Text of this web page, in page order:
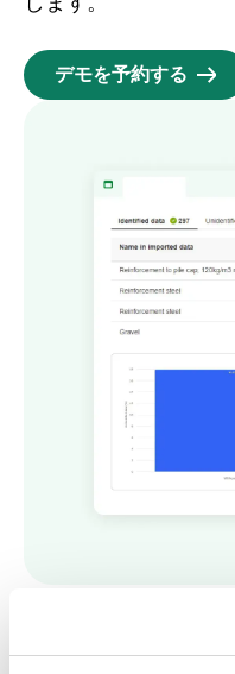
デモを予約する